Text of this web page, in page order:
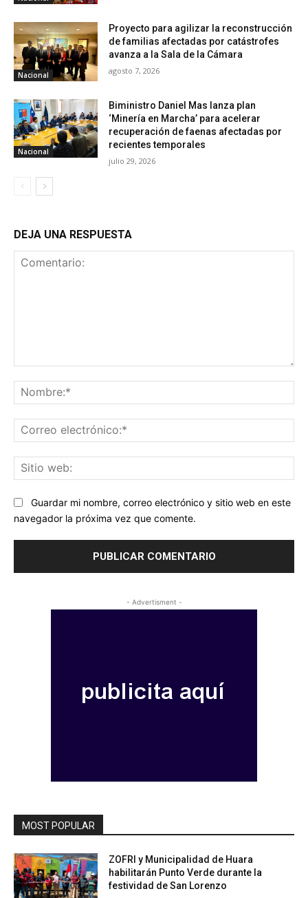
Nacional
Proyecto para agilizar la reconstrucción
de familias afectadas por catástrofes
avanza a la Sala de la Cámara
agosto 7, 2026
Nacional
Biministro Daniel Mas lanza plan
‘Minería en Marcha’ para acelerar
recuperación de faenas afectadas por
recientes temporales
julio 29, 2026
DEJA UNA RESPUESTA
Guardar mi nombre, correo electrónico y sitio web en este
navegador la próxima vez que comente.
- Advertisment -
MOST POPULAR
ZOFRI y Municipalidad de Huara
habilitarán Punto Verde durante la
festividad de San Lorenzo